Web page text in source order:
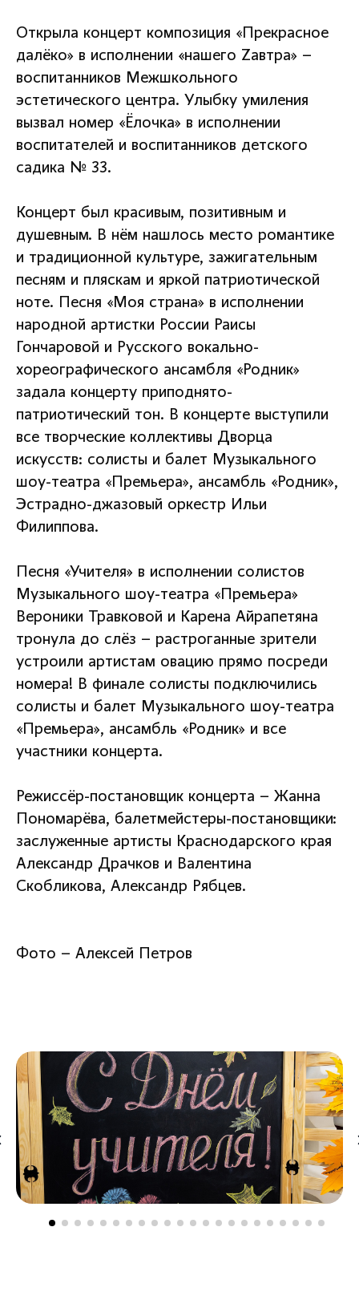
Открыла концерт композиция «Прекрасное
далёко» в исполнении «нашего Zавтра» –
воспитанников Межшкольного
эстетического центра. Улыбку умиления
вызвал номер «Ёлочка» в исполнении
воспитателей и воспитанников детского
садика № 33.
Концерт был красивым, позитивным и
душевным. В нём нашлось место романтике
и традиционной культуре, зажигательным
песням и пляскам и яркой патриотической
ноте. Песня «Моя страна» в исполнении
народной артистки России Раисы
Гончаровой и Русского вокально-
хореографического ансамбля «Родник»
задала концерту приподнято-
патриотический тон. В концерте выступили
все творческие коллективы Дворца
искусств: солисты и балет Музыкального
шоу-театра «Премьера», ансамбль «Родник»,
Эстрадно-джазовый оркестр Ильи
Филиппова.
Песня «Учителя» в исполнении солистов
Музыкального шоу-театра «Премьера»
Вероники Травковой и Карена Айрапетяна
тронула до слёз – растроганные зрители
устроили артистам овацию прямо посреди
номера! В финале солисты подключились
солисты и балет Музыкального шоу-театра
«Премьера», ансамбль «Родник» и все
участники концерта.
Режиссёр-постановщик концерта – Жанна
Пономарёва, балетмейстеры-постановщики:
заслуженные артисты Краснодарского края
Александр Драчков и Валентина
Скобликова, Александр Рябцев.
Фото – Алексей Петров